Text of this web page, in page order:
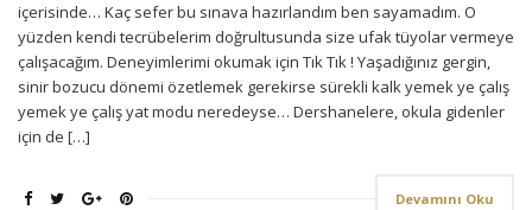
içerisinde… Kaç sefer bu sınava hazırlandım ben sayamadım. O
yüzden kendi tecrübelerim doğrultusunda size ufak tüyolar vermeye
çalışacağım. Deneyimlerimi okumak için Tık Tık ! Yaşadığınız gergin,
sinir bozucu dönemi özetlemek gerekirse sürekli kalk yemek ye çalış
yemek ye çalış yat modu neredeyse… Dershanelere, okula gidenler
için de […]
Devamını Oku